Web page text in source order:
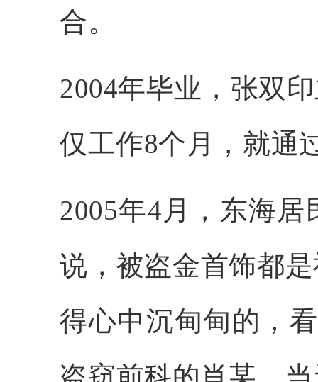
合。
2004年毕业，张双
仅工作8个月，就通
2005年4月，东海
说，被盗金首饰都
得心中沉甸甸的，